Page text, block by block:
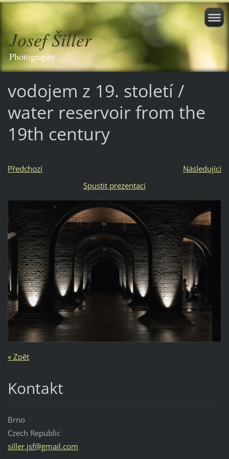
Josef Šiller
Photography
vodojem z 19. století /
water reservoir from the
19th century
Předchozí
Následující
Spustit prezentaci
« Zpět
Kontakt
Brno
Czech Republic
siller.jsf@gmail.com